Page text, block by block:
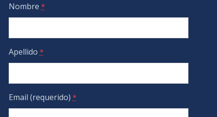
Nombre *
Apellido *
Email (requerido) *